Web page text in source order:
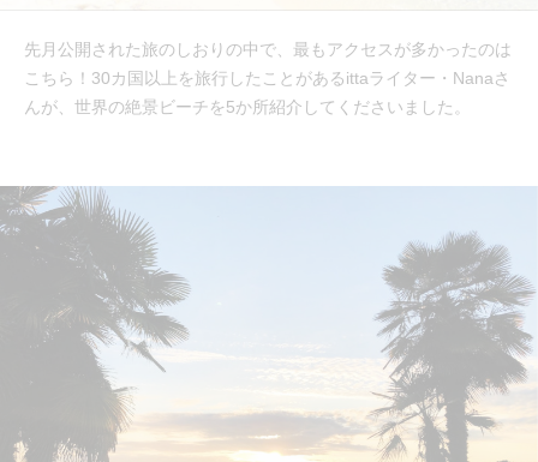
先月公開された旅のしおりの中で、最もアクセスが多かったのは
こちら！30カ国以上を旅行したことがあるittaライター・Nanaさ
んが、世界の絶景ビーチを5か所紹介してくださいました。